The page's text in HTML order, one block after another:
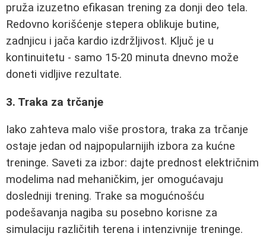
pruža izuzetno efikasan trening za donji deo tela.
Redovno korišćenje stepera oblikuje butine,
zadnjicu i jača kardio izdržljivost. Ključ je u
kontinuitetu - samo 15-20 minuta dnevno može
doneti vidljive rezultate.
3. Traka za trčanje
Iako zahteva malo više prostora, traka za trčanje
ostaje jedan od najpopularnijih izbora za kućne
treninge. Saveti za izbor: dajte prednost električnim
modelima nad mehaničkim, jer omogućavaju
dosledniji trening. Trake sa mogućnošću
podešavanja nagiba su posebno korisne za
simulaciju različitih terena i intenzivnije treninge.